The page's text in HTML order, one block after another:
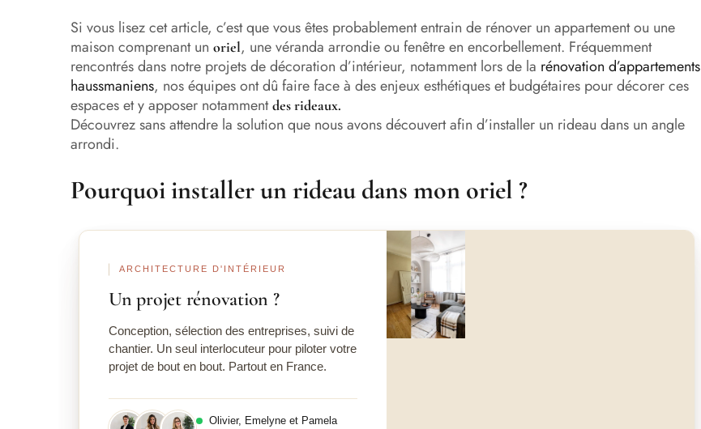
Si vous lisez cet article, c’est que vous êtes probablement entrain de rénover un appartement ou une
maison comprenant un oriel, une véranda arrondie ou fenêtre en encorbellement. Fréquemment
rencontrés dans notre projets de décoration d’intérieur, notamment lors de la rénovation d’appartements
haussmaniens, nos équipes ont dû faire face à des enjeux esthétiques et budgétaires pour décorer ces
espaces et y apposer notammentdes rideaux.
Découvrez sans attendre la solution que nous avons découvert afin d’installer un rideau dans un angle
arrondi.
Pourquoi installer un rideau dans mon oriel ?
ARCHITECTURE D'INTÉRIEUR
Un projet rénovation ?
Conception, sélection des entreprises, suivi de
chantier. Un seul interlocuteur pour piloter votre
projet de bout en bout. Partout en France.
Olivier, Emelyne et Pamela
Avant Après